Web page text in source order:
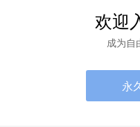
欢迎
成为自
永